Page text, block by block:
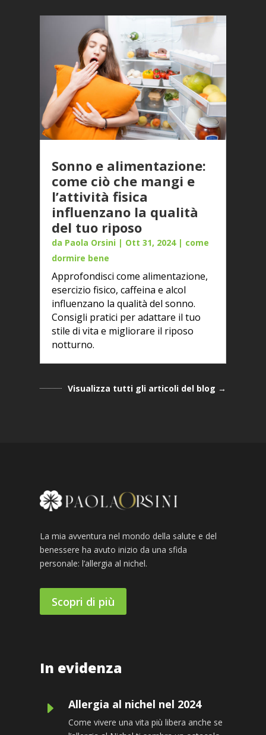
Sonno e alimentazione:
come ciò che mangi e
l’attività fisica
influenzano la qualità
del tuo riposo
da Paola Orsini | Ott 31, 2024| come
dormire bene
Approfondisci come alimentazione,
esercizio fisico, caffeina e alcol
influenzano la qualità del sonno.
Consigli pratici per adattare il tuo
stile di vita e migliorare il riposo
notturno.
Visualizza tutti gli articoli del blog →
La mia avventura nel mondo della salute e del
benessere ha avuto inizio da una sfida
personale: l’allergia al nichel.
Scopri di più
In evidenza
E Allergia al nichel nel 2024
Come vivere una vita più libera anche se